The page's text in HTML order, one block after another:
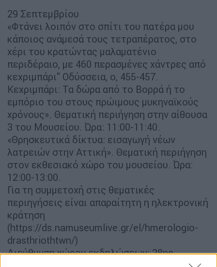
29 Σεπτεμβρίου
«Φτάνει λοιπόν στο σπίτι του πατέρα μου
κάποιος ανάμεσά τους τετραπέρατος, στο
χέρι του κρατώντας μαλαματένιο
περιδέραιο, με 460 περασμένες χάντρες από
κεχριμπάρι" Οδύσσεια, ο, 455-457.
Κεχριμπάρι: Τα δώρα από το Βορρά ή το
εμπόριο του στους πρώιμους μυκηναϊκούς
χρόνους». Θεματική περιήγηση στην αίθουσα
3 του Μουσείου. Ώρα: 11:00-11:40.
«Θρησκευτικά δίκτυα: εισαγωγή νέων
λατρειών στην Αττική». Θεματική περιήγηση
στον εκθεσιακό χώρο του μουσείου. Ώρα:
12:00-13:00.
Για τη συμμετοχή στις θεματικές
περιηγήσεις είναι απαραίτητη η ηλεκτρονική
κράτηση
(https://ds.namuseumlive.gr/el/hmerologio-
drasthriothtwn/)
Διεύθυνση χώρου εκδηλώσεων: 28ης